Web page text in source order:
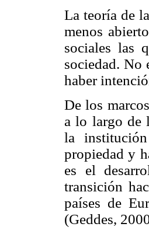
La teoría de
menos
sociales las
sociedad. No
haber
De los
a lo largo de
la
propiedad y
es el
transición
países de
(Geddes,